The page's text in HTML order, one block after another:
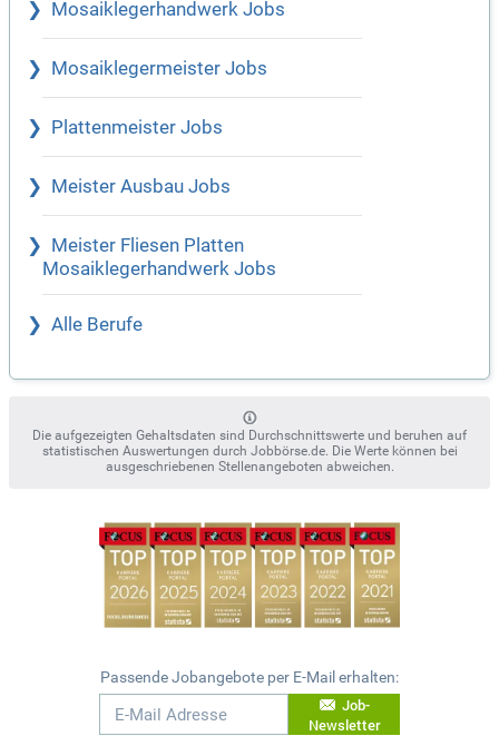
Mosaiklegerhandwerk Jobs
Mosaiklegermeister Jobs
Plattenmeister Jobs
Meister Ausbau Jobs
Meister Fliesen Platten
Mosaiklegerhandwerk Jobs
Alle Berufe
Die aufgezeigten Gehaltsdaten sind Durchschnittswerte und beruhen auf
statistischen Auswertungen durch Jobbörse.de. Die Werte können bei
ausgeschriebenen Stellenangeboten abweichen.
Passende Jobangebote per E-Mail erhalten:
Job-
Newsletter